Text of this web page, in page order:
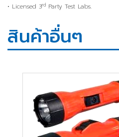
• Licensed 3rd Party Test Labs.
สินค้าอื่นๆ